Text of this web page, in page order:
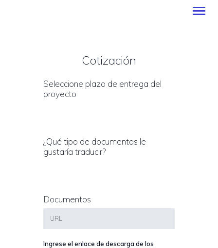
MÉTODO DE PAGO
BLOG
Cotización
Seleccione plazo de entrega del
proyecto
¿Qué tipo de documentos le
gustaría traducir?
Documentos
Ingrese el enlace de descarga de los